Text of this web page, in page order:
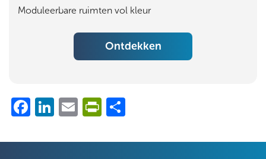
Moduleerbare ruimten vol kleur
Ontdekken
Facebook
LinkedIn
EmailPrintFriendly